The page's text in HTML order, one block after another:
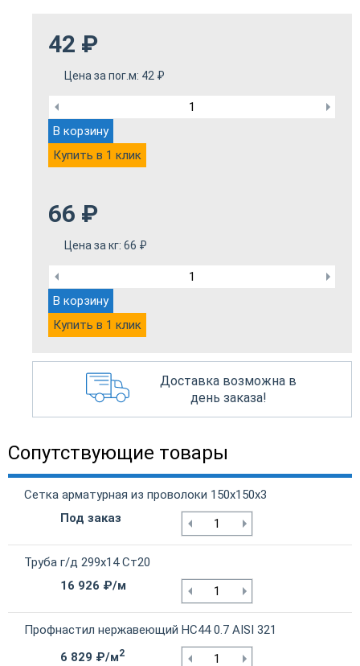
42 ₽
Цена за пог.м: 42 ₽
В корзину
Купить в 1 клик
66 ₽
Цена за кг: 66 ₽
В корзину
Купить в 1 клик
Доставка возможна в
день заказа!
Сопутствующие товары
Сетка арматурная из проволоки 150х150х3
Под заказ
Труба г/д 299х14 Ст20
16 926 ₽/м
Профнастил нержавеющий НС44 0.7 AISI 321
6 829 ₽/м2